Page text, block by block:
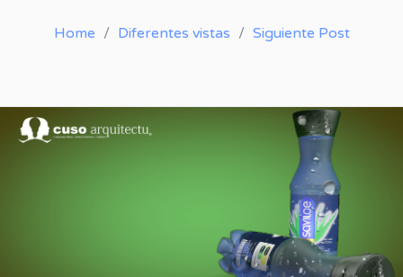
Home Diferentes vistas Siguiente Post